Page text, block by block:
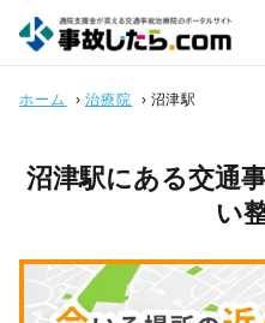
ホーム › 治療院 › 沼津駅
沼津駅にある交通
い